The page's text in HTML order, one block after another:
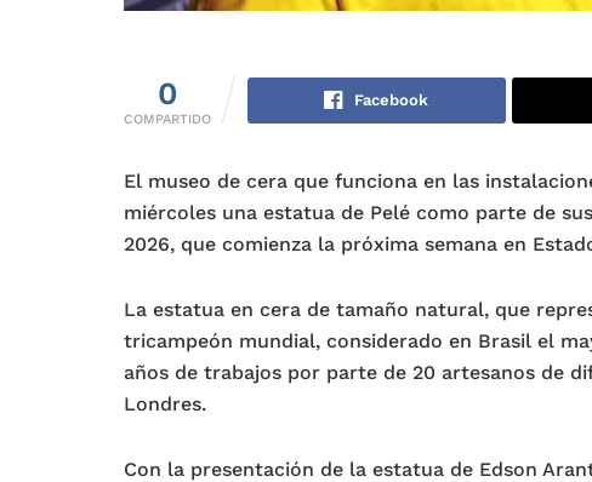
0
COMPARTIDO
Facebook
El museo de cera que funciona en las
miércoles una estatua de Pelé como parte de
2026, que comienza la próxima semana en
La estatua en cera de tamaño natural, que
tricampeón mundial, considerado en Brasil el
años de trabajos por parte de 20 artesanos de
Londres.
Con la presentación de la estatua de Edson